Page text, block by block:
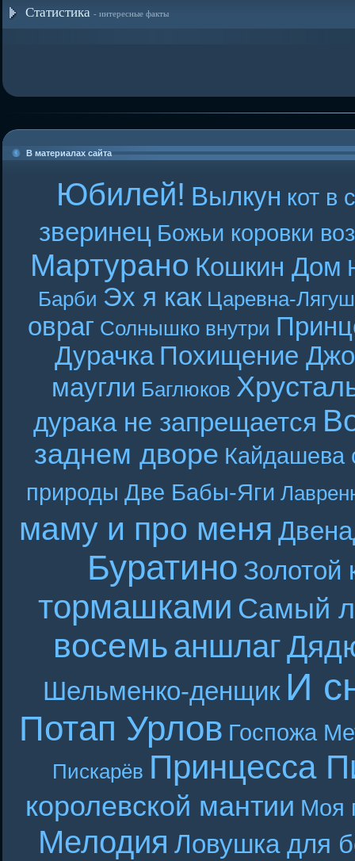
Статистика - интересные факты
В материалах сайта
Юбилей! Вылкун кот в
зверинец Божьи коровки
Мартурано Кошкин Дом
Барби Эх я как Царевна-
овраг Солнышко внутри
Дурачка Похищение
маугли Баглюков
дурака не запрещается
заднем дворе Кайдашева
природы Две Бабы-Яги
маму и про меня
Буратино Золотой
тормашками Самый
восемьаншлаг
Шельменко-денщик И
Потап Урлов Госпожа
Пискарёв Принцесса
королевской мантии Моя
Мелодия Ловушка для